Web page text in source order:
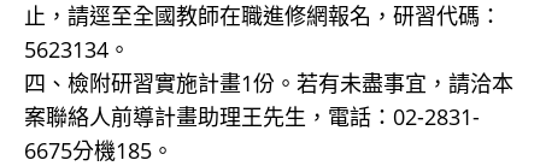
止，請逕至全國教師在職進修網報名，研習代碼：
5623134。
四、檢附研習實施計畫1份。若有未盡事宜，請洽本
案聯絡人前導計畫助理王先生，電話：02-2831-
6675分機185。